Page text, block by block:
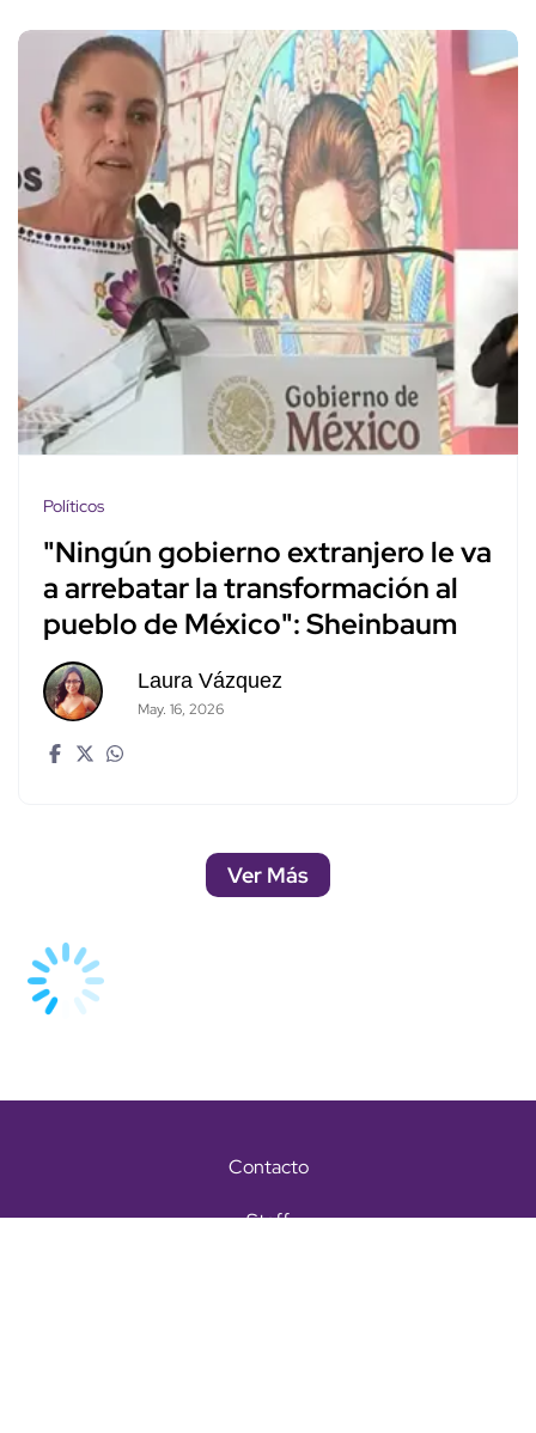
Políticos
"Ningún gobierno extranjero le va
a arrebatar la transformación al
pueblo de México": Sheinbaum
Laura Vázquez
May. 16, 2026
Ver Más
Contacto
Staff